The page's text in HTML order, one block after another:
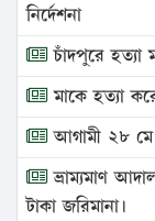
নির্দেশনা
চাঁদপুরে হত্যা
মাকে হত্যা
আগামী ২৮
ভ্রাম্যমাণ
টাকা জরিমানা।